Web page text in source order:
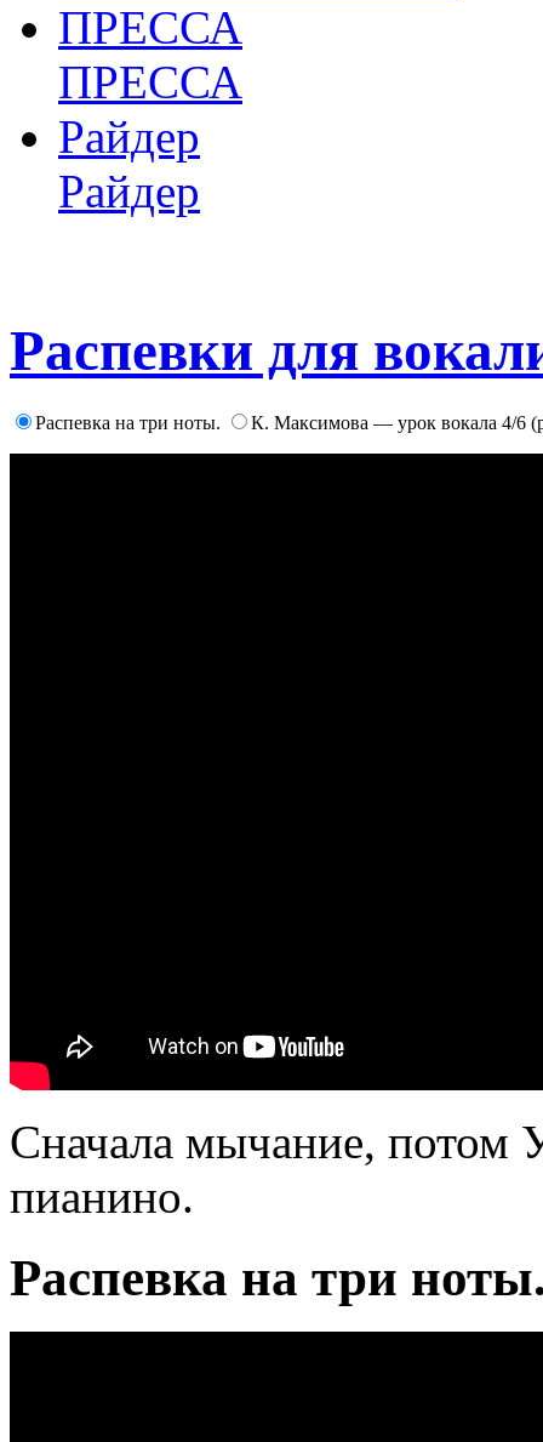
ПРЕССА
ПРЕССА
Райдер
Райдер
Распевки для
Распевка на три ноты. К. Максимова — урок вокала 4/6
Сначала мычание, потом
пианино.
Распевка на три